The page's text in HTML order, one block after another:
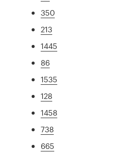
350
213
1445
86
1535
128
1458
738
665